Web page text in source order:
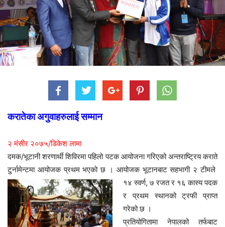
करातेका अगुवाहरुलाई सम्मान
२ मंसीर २०७५/डिकेश लामा
दमक/भूटानी शरणार्थी शिविरमा पहिलो पटक आयोजना गरिएको अन्तराष्ट्रिय कराते
टुर्नामेन्टमा आयोजक प्रथम भएको छ । आयोजक भूटानबाट सहभागी २ टीमले
१४ स्वर्ण, ७ रजत र १६ कास्य पदक
र प्रथम स्थानको ट्रफी प्राप्त
गरेको छ ।
प्रतियोगितामा नेपालको तर्फबाट